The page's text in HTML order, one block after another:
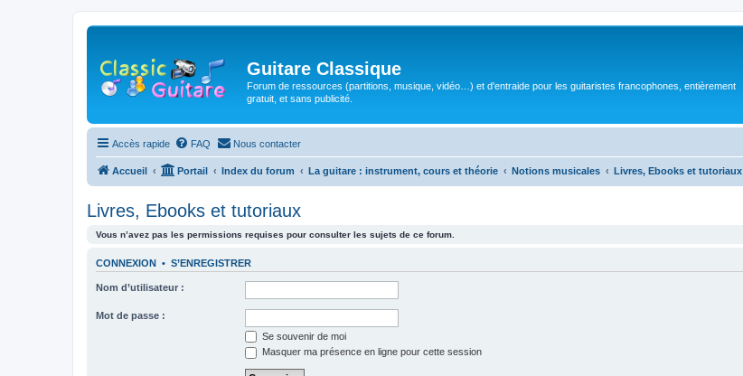
Guitare Classique
Forum de ressources (partitions, musique, vidéo…) et d'entraide pour les guitaristes francophones, entièrement
gratuit, et sans publicité.
Accès rapide FAQ Nous contacter
Accueil Portail Index du forum La guitare : instrument, cours et théorie Notions musicales Livres, Ebooks et tutoriaux
Livres, Ebooks et tutoriaux
Vous n’avez pas les permissions requises pour consulter les sujets de ce forum.
CONNEXION • S’ENREGISTRER
Nom d’utilisateur :
Mot de passe :
Se souvenir de moi
Masquer ma présence en ligne pour cette session